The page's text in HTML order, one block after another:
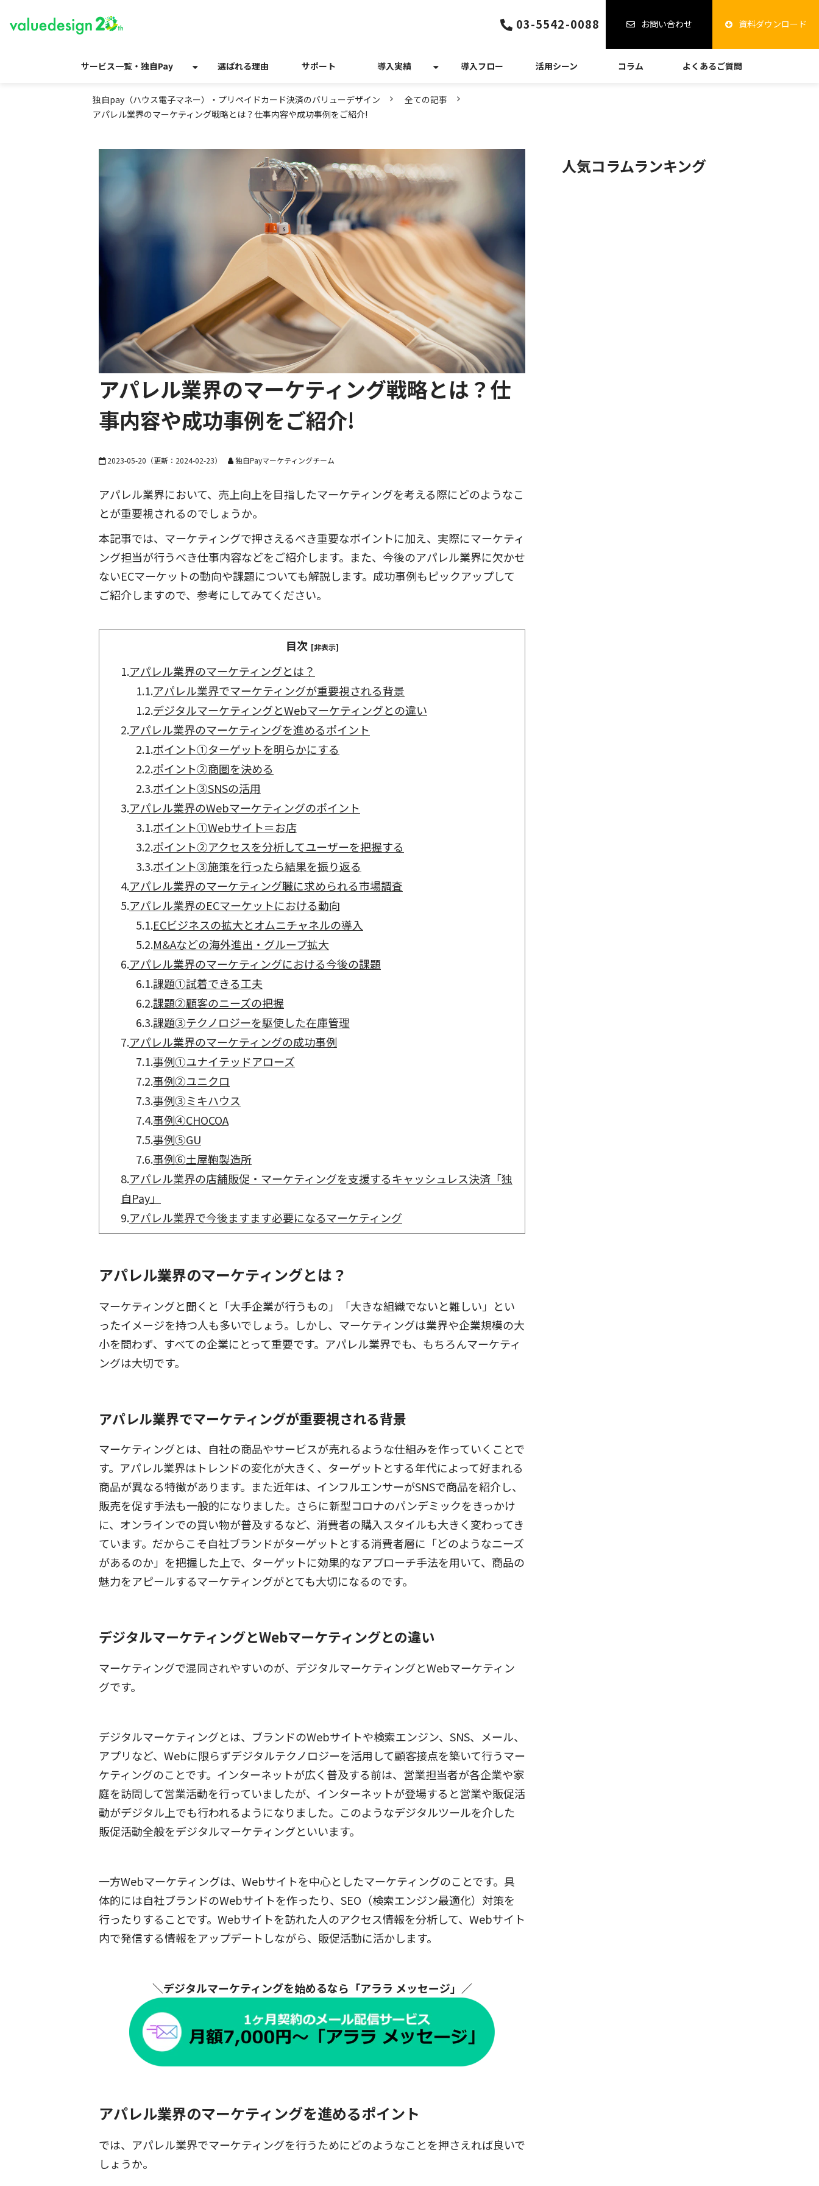
03-5542-0088 お問い合わせ 資料ダウンロード
サービス一覧・独自Pay 選ばれる理由 サポート 導入実績 導入フロー 活用シーン コラム よくあるご質問
独自pay（ハウス電子マネー）・プリペイドカード決済のバリューデザイン
全ての記事
アパレル業界のマーケティング戦略とは？仕事内容や成功事例をご紹介!
アパレル業界のマーケティング戦略とは？仕
事内容や成功事例をご紹介!
2023-05-20 （更新： 2024-02-23） 独自Payマーケティングチーム
アパレル業界において、売上向上を目指したマーケティングを考える際にどのようなこ
とが重要視されるのでしょうか。
本記事では、マーケティングで押さえるべき重要なポイントに加え、実際にマーケティ
ング担当が行うべき仕事内容などをご紹介します。また、今後のアパレル業界に欠かせ
ないECマーケットの動向や課題についても解説します。成功事例もピックアップして
ご紹介しますので、参考にしてみてください。
目次 [非表示]
1.アパレル業界のマーケティングとは？
1.1.アパレル業界でマーケティングが重要視される背景
1.2.デジタルマーケティングとWebマーケティングとの違い
2.アパレル業界のマーケティングを進めるポイント
2.1.ポイント①ターゲットを明らかにする
2.2.ポイント②商圏を決める
2.3.ポイント③SNSの活用
3.アパレル業界のWebマーケティングのポイント
3.1.ポイント①Webサイト＝お店
3.2.ポイント②アクセスを分析してユーザーを把握する
3.3.ポイント③施策を行ったら結果を振り返る
4.アパレル業界のマーケティング職に求められる市場調査
5.アパレル業界のECマーケットにおける動向
5.1.ECビジネスの拡大とオムニチャネルの導入
5.2.M&Aなどの海外進出・グループ拡大
6.アパレル業界のマーケティングにおける今後の課題
6.1.課題①試着できる工夫
6.2.課題②顧客のニーズの把握
6.3.課題③テクノロジーを駆使した在庫管理
7.アパレル業界のマーケティングの成功事例
7.1.事例①ユナイテッドアローズ
7.2.事例②ユニクロ
7.3.事例③ミキハウス
7.4.事例④CHOCOA
7.5.事例⑤GU
7.6.事例⑥土屋鞄製造所
8.アパレル業界の店舗販促・マーケティングを支援するキャッシュレス決済「独
自Pay」
9.アパレル業界で今後ますます必要になるマーケティング
アパレル業界のマーケティングとは？
マーケティングと聞くと「大手企業が行うもの」「大きな組織でないと難しい」とい
ったイメージを持つ人も多いでしょう。しかし、マーケティングは業界や企業規模の大
小を問わず、すべての企業にとって重要です。アパレル業界でも、もちろんマーケティ
ングは大切です。
アパレル業界でマーケティングが重要視される背景
マーケティングとは、自社の商品やサービスが売れるような仕組みを作っていくことで
す。アパレル業界はトレンドの変化が大きく、ターゲットとする年代によって好まれる
商品が異なる特徴があります。また近年は、インフルエンサーがSNSで商品を紹介し、
販売を促す手法も一般的になりました。さらに新型コロナのパンデミックをきっかけ
に、オンラインでの買い物が普及するなど、消費者の購入スタイルも大きく変わってき
ています。だからこそ自社ブランドがターゲットとする消費者層に「どのようなニーズ
があるのか」を把握した上で、ターゲットに効果的なアプローチ手法を用いて、商品の
魅力をアピールするマーケティングがとても大切になるのです。
デジタルマーケティングとWebマーケティングとの違い
マーケティングで混同されやすいのが、デジタルマーケティングとWebマーケティン
グです。
デジタルマーケティングとは、ブランドのWebサイトや検索エンジン、SNS、メール、
アプリなど、Webに限らずデジタルテクノロジーを活用して顧客接点を築いて行うマー
ケティングのことです。インターネットが広く普及する前は、営業担当者が各企業や家
庭を訪問して営業活動を行っていましたが、インターネットが登場すると営業や販促活
動がデジタル上でも行われるようになりました。このようなデジタルツールを介した
販促活動全般をデジタルマーケティングといいます。
一方Webマーケティングは、Webサイトを中心としたマーケティングのことです。具
体的には自社ブランドのWebサイトを作ったり、SEO（検索エンジン最適化）対策を
行ったりすることです。Webサイトを訪れた人のアクセス情報を分析して、Webサイト
内で発信する情報をアップデートしながら、販促活動に活かします。
＼デジタルマーケティングを始めるなら「アララ メッセージ」／
アパレル業界のマーケティングを進めるポイント
では、アパレル業界でマーケティングを行うためにどのようなことを押さえれば良いで
しょうか。
人気コラムランキング